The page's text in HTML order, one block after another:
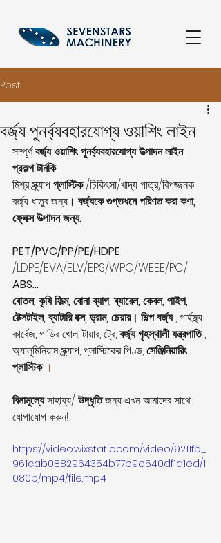
Post
বর্জ্য পুনর্ব্যবহারযোগ্য ওয়াশিং লাইন
সম্পূর্ণ বর্জ্য ওয়াশিং পুনর্ব্যবহারযোগ্য উত্পাদন লাইন
প্রকল্প টার্নকি
মিশ্র স্ক্র্যাপ প্লাস্টিক /চিকিৎসা/খাদ্য পাত্র/বিপজ্জনক
বর্জ্য ধাতুর জন্য। বর্জ্যকে গুপ্তধনে পরিণত করা কণা,
ফ্লেক্স উত্পাদন জন্য.
PET/PVC/PP/PE/HDPE
/LDPE/EVA/ELV/EPS/WPC/WEEE/PC/
ABS...
বোতল, কৃষি ফিল্ম, বোনা ব্যাগ, ব্যারেল, কেবল, পাইপ,
টেক্সটাইল, ব্যাটারি বক্স, ড্রাম, চেয়ার। শিল্প বর্জ্য , গার্হস্থ্য
কার্বেজ, গাড়ির খোল, টায়ার, ট্রে, বর্জ্য গৃহস্থালী যন্ত্রপাতি ,
অ্যালুমিনিয়াম স্ক্র্যাপ, প্লাস্টিকের পিণ্ড, সেঞ্জিনিয়ারিং
প্লাস্টিক ।
বিনামূল্যে সাহায্য/ উদ্ধৃতি জন্য এখন আমাদের সাথে
যোগাযোগ করুন!
https://video.wixstatic.com/video/9211fb_
961cab0882964354b77b9e540df1a1ed/1
080p/mp4/file.mp4